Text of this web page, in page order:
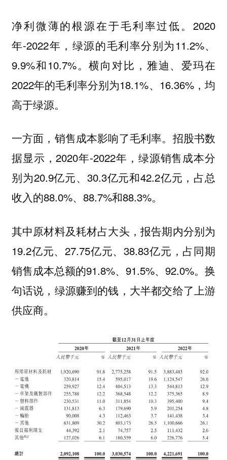
净利微薄的根源在于毛利率过低。2020
年-2022年，绿源的毛利率分别为11.2%、
9.9%和10.7%。横向对比，雅迪、爱玛在
2022年的毛利率分别为18.1%、16.36%，均
高于绿源。
一方面，销售成本影响了毛利率。招股书数
据显示，2020年-2022年，绿源销售成本分
别为20.9亿元、30.3亿元和42.2亿元，占总
收入的88.0%、88.7%和88.3%。
其中原材料及耗材占大头，报告期内分别为
19.2亿元、27.75亿元、38.83亿元，占同期
销售成本总额的91.8%、91.5%、92.0%。换
句话说，绿源赚到的钱，大半都交给了上游
供应商。